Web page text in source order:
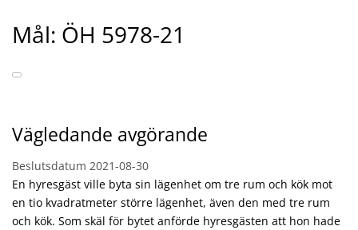
Mål: ÖH 5978-21
Vägledande avgörande
Beslutsdatum 2021-08-30
En hyresgäst ville byta sin lägenhet om tre rum och kök mot
en tio kvadratmeter större lägenhet, även den med tre rum
och kök. Som skäl för bytet anförde hyresgästen att hon hade